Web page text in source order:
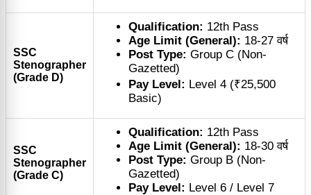
SSC
Stenographer
(Grade D)
Qualification: 12th Pass
Age Limit (General): 18-27 वर्ष
Post Type: Group C (Non-
Gazetted)
Pay Level: Level 4 (₹25,500
Basic)
SSC
Stenographer
(Grade C)
Qualification: 12th Pass
Age Limit (General): 18-30 वर्ष
Post Type: Group B (Non-
Gazetted)
Pay Level: Level 6 / Level 7